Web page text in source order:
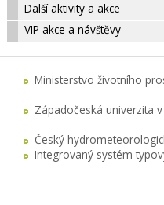
Další aktivity a akce
VIP akce a návštěvy
Ministerstvo životního
Západočeská univerzita v
Český
Integrovaný systém